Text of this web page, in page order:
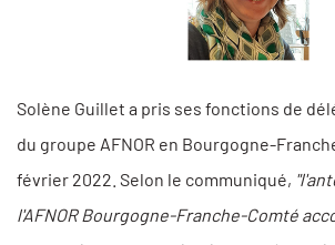
Solène Guillet a pris ses fonctions de
du groupe AFNOR en Bourgogne-
février 2022. Selon le communiqué,
l'AFNOR Bourgogne-Franche-Comté